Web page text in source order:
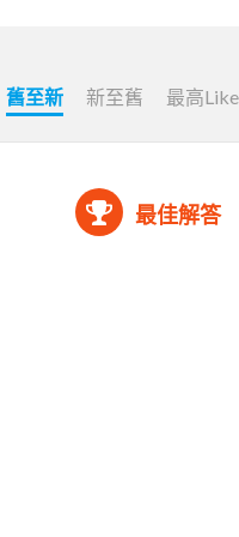
舊至新 新至舊 最高
最佳解答